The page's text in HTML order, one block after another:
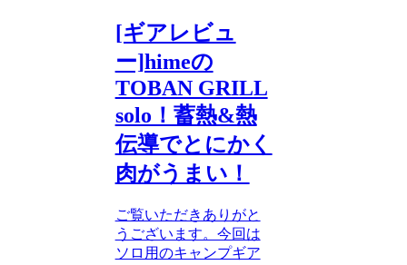
[ギアレビュ
ー]himeの
TOBAN GRILL
solo！蓄熱&熱
伝導でとにかく
肉がうまい！
ご覧いただきありがと
うございます。今回は
ソロ用のキャンプギア